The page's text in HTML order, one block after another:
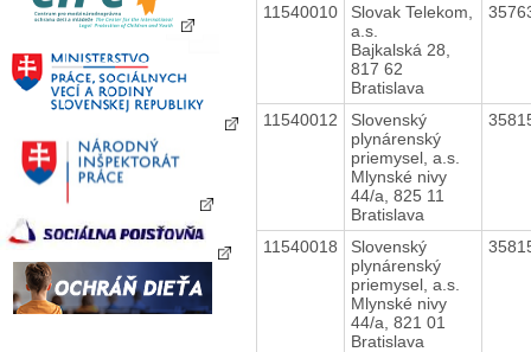
11540010
Slovak Telekom,
a.s.
Bajkalská 28,
817 62
Bratislava
11540012
Slovenský
plynárenský
priemysel, a.s.
Mlynské nivy
44/a, 825 11
Bratislava
11540018
Slovenský
plynárenský
priemysel, a.s.
Mlynské nivy
44/a, 821 01
Bratislava